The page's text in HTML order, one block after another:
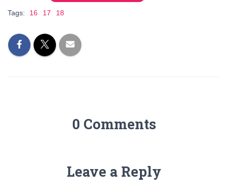
Tags: 16 17 18
0 Comments
Leave a Reply